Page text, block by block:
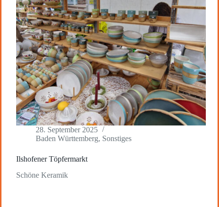
28. September 2025
Baden Württemberg, Sonstiges
Ilshofener Töpfermarkt
Schöne Keramik